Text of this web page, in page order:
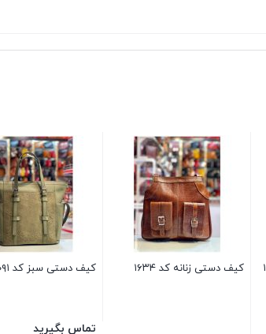
کیف دستی زنانه کد ۱۶۳۴ کیف دستی سبز کد ۱۰۹۱
تماس بگیرید